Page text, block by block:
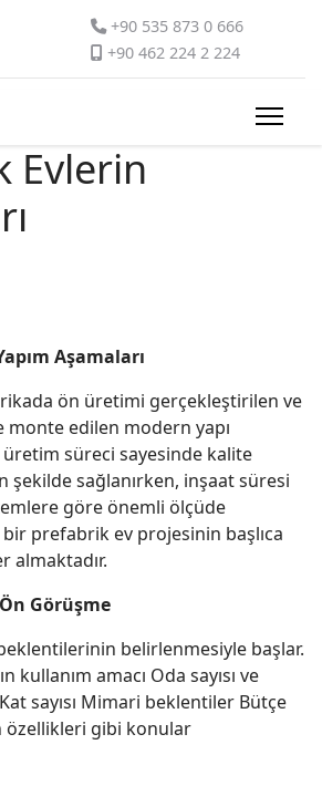
+90 535 873 0 666
+90 462 224 2 224
Evlerin
Aşamaları
ön üretimi gerçekleştirilen ve
monte edilen modern yapı
üretim süreci sayesinde kalite
sağlanırken, inşaat süresi
göre önemli ölçüde
bir prefabrik ev projesinin başlıca
almaktadır.
Görüşme
belirlenmesiyle başlar.
kullanım amacı Oda sayısı ve
sayısı Mimari beklentiler Bütçe
özellikleri gibi konular